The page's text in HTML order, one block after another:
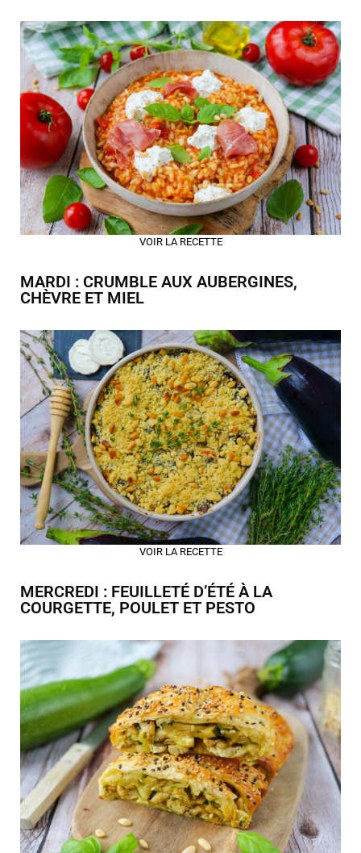
VOIR LA RECETTE
MARDI : CRUMBLE AUX AUBERGINES,
CHÈVRE ET MIEL
VOIR LA RECETTE
MERCREDI : FEUILLETÉ D’ÉTÉ À LA
COURGETTE, POULET ET PESTO